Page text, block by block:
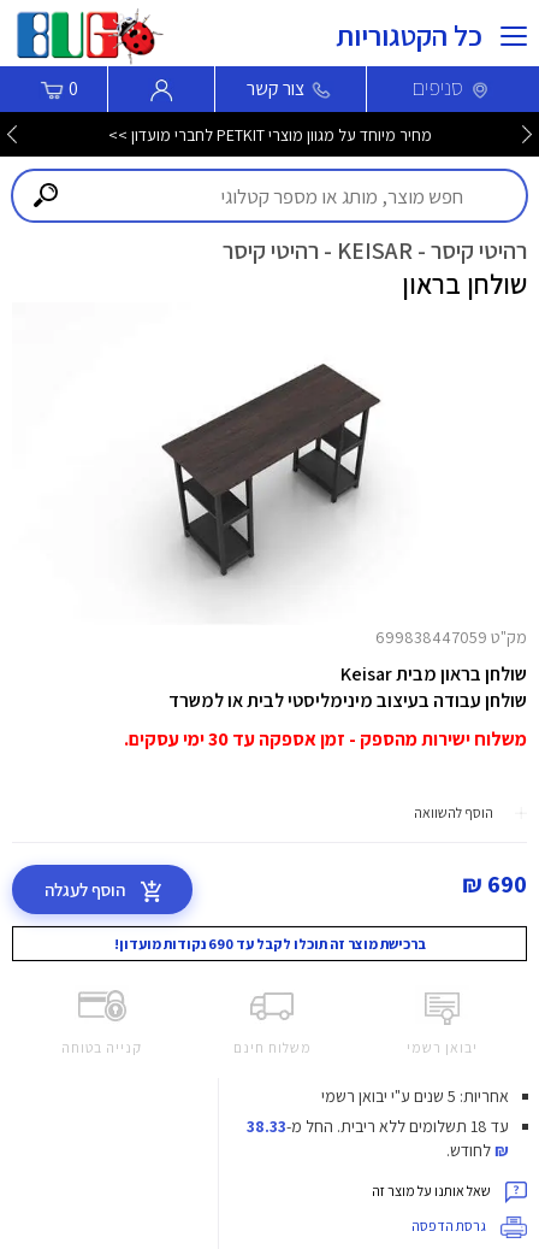
כל הקטגוריות
סניפים צור קשר 0
מחיר מיוחד על מגוון מוצרי PETKIT לחברי מועדון >>
רהיטי קיסר - KEISAR - רהיטי קיסר
שולחן בראון
מק"ט 699838447059
שולחן בראון מבית Keisar
שולחן עבודה בעיצוב מינימליסטי לבית או למשרד
משלוח ישירות מהספק - זמן אספקה עד 30 ימי עסקים.
הוסף להשוואה
690 ₪ הוסף לעגלה
ברכישת מוצר זה תוכלו לקבל עד 690 נקודות מועדון!
יבואן רשמי משלוח חינם קנייה בטוחה
אחריות: 5 שנים ע"י יבואן רשמי
עד 18 תשלומים ללא ריבית.
החל מ-38.33
₪לחודש.
שאל אותנו על מוצר זה
גרסת הדפסה